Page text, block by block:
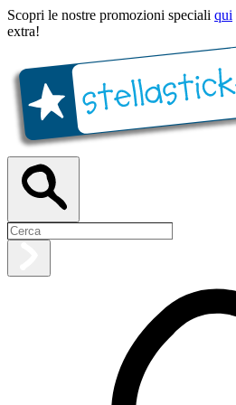
Scopri le nostre promozioni speciali qui
extra!